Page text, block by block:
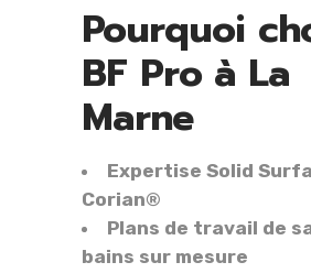
Pourquoi
BF Pro à La
Marne
Expertise Solid
Corian®
Plans de travail de
bains sur mesure